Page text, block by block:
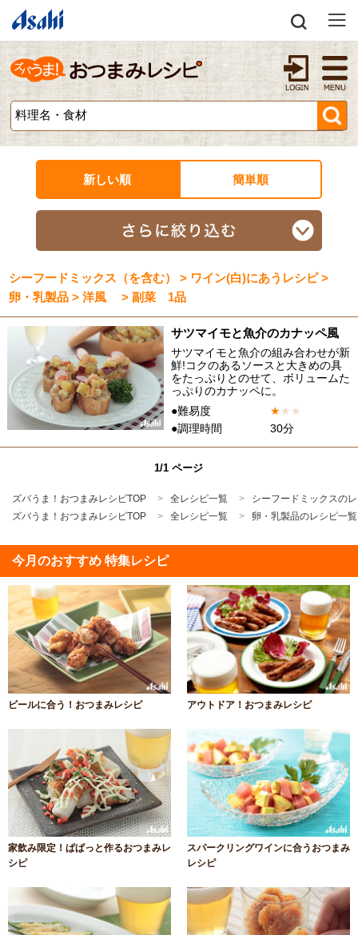
新しい順 簡単順
シーフードミックス（を含む） > ワイン(白)にあうレシピ >
卵・乳製品 > 洋風 > 副菜 1品
サツマイモと魚介のカナッペ風
サツマイモと魚介の組み合わせが新
鮮!コクのあるソースと大きめの具
をたっぷりとのせて、ボリュームた
っぷりのカナッペに。
●難易度
★★ ★
●調理時間
30分
1/1 ページ
ズバうま！おつまみレシピTOP 全レシピ一覧
シーフードミックスの
ズバうま！おつまみレシピTOP
全レシピ一覧 卵・乳製品のレシピ一覧
今月のおすすめ 特集レシピ
ビールに合う！おつまみレシピ アウトドア！おつまみレシピ
家飲み限定！ぱぱっと作るおつまみレ
シピ
スパークリングワインに合うおつまみ
レシピ